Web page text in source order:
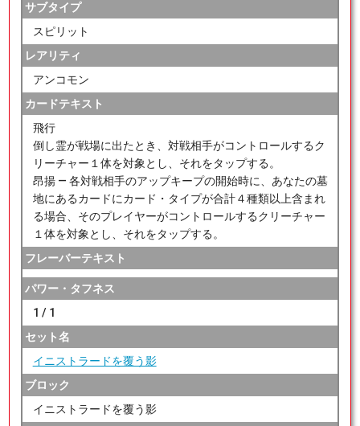
サブタイプ
スピリット
レアリティ
アンコモン
カードテキスト
飛行
倒し霊が戦場に出たとき、対戦相手がコントロールするク
リーチャー１体を対象とし、それをタップする。
昂揚 ― 各対戦相手のアップキープの開始時に、あなたの墓
地にあるカードにカード・タイプが合計４種類以上含まれ
る場合、そのプレイヤーがコントロールするクリーチャー
１体を対象とし、それをタップする。
フレーバーテキスト
パワー・タフネス
1 / 1
セット名
イニストラードを覆う影
ブロック
イニストラードを覆う影